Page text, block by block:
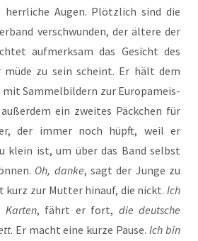
herr­li­che Augen. Plötz­lich sind die
ver­schwun­den, der älte­re der
auf­merk­sam das Gesicht des
müde zu sein scheint. Er hält dem
mit Sam­mel­bil­dern zur Euro­pa­meis­
ein zwei­tes Päck­chen für
der immer noch hüpft, weil er
klein ist, um über das Band selbst
Oh, dan­ke, sagt der Jun­ge zu
kurz zur Mut­ter hin­auf, die nickt. Ich
Kar­ten, fährt er fort, die deut­sche
. Er macht eine kur­ze Pau­se.Ich bin